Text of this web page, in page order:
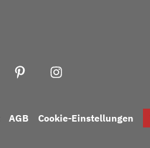
AGB Cookie-Einstellungen